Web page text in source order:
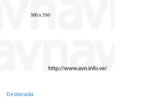
Destacada